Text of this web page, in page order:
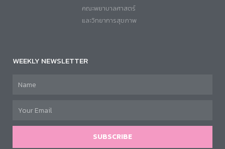
คณะพยาบาลศาสตร์
และวิทยาการสุขภาพ
WEEKLY NEWSLETTER
SUBSCRIBE